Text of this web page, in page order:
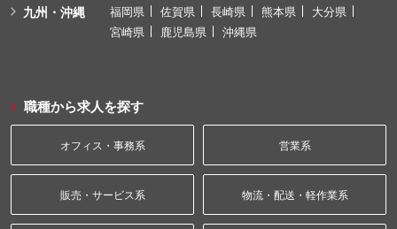
九州・沖縄 福岡県 佐賀県 長崎県 熊本県
大分県
宮崎県
鹿児島県 沖縄県
職種から求人を探す
オフィス・事務系 営業系
販売・サービス系 物流・配送・軽作業系